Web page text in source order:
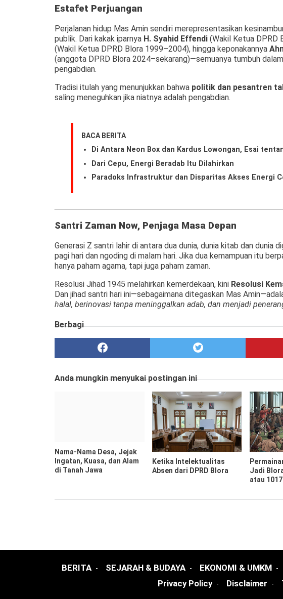
Estafet Perjuangan
Perjalanan hidup Mas Amin sendiri merepresentasikan
publik. Dari kakak iparnya H. Syahid Effendi (Wakil Ketua DPRD
(Wakil Ketua DPRD Blora 1999–2004), hingga keponakannya
(anggota DPRD Blora 2024–sekarang)—semuanya tumbuh
pengabdian.
Tradisi itulah yang menunjukkan bahwa politik dan pesantren
saling meneguhkan jika niatnya adalah pengabdian.
BACA BERITA
Di Antara Neon Box dan Kardus Lowongan, Esai
Dari Cepu, Energi Beradab Itu Dilahirkan
Paradoks Infrastruktur dan Disparitas Akses Energi
Santri Zaman Now, Penjaga Masa Depan
Generasi Z santri lahir di antara dua dunia, dunia kitab dan dunia
pagi hari dan ngoding di malam hari. Jika dua kemampuan itu
hanya paham agama, tapi juga paham zaman.
Resolusi Jihad 1945 melahirkan kemerdekaan, kini Resolusi
Dan jihad santri hari ini—sebagaimana ditegaskan Mas
halal, berinovasi tanpa meninggalkan adab, dan menjadi
Berbagi
Anda mungkin menyukai postingan ini
Nama-Nama Desa, Jejak
Ingatan, Kuasa, dan Alam
di Tanah Jawa
Ketika Intelektualitas
Absen dari DPRD Blora
Jadi
atau
BERITA SEJARAH & BUDAYA EKONOMI & UMKM
Privacy Policy
Disclaimer